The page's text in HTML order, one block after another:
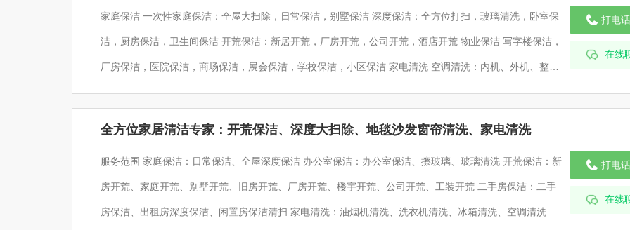
家庭保洁 一次性家庭保洁：全屋大扫除，日常保洁，别墅保洁 深度保洁：全方位打扫，玻璃清洗，卧室保
洁，厨房保洁，卫生间保洁 开荒保洁：新居开荒，厂房开荒，公司开荒，酒店开荒 物业保洁 写字楼保洁，
厂房保洁，医院保洁，商场保洁，展会保洁，学校保洁，小区保洁 家电清洗 空调清洗：内机、外机、整机
清洗 油烟机清洗：家用、大型商用、集成灶、中式、欧式 冰箱清洗：内部除冰，内外杀菌消毒 洗衣机清
打电话
在线
全方位家居清洁专家：开荒保洁、深度大扫除、地毯沙发窗帘清洗、家电清洗
服务范围 家庭保洁：日常保洁、全屋深度保洁 办公室保洁：办公室保洁、擦玻璃、玻璃清洗 开荒保洁：新
房开荒、家庭开荒、别墅开荒、旧房开荒、厂房开荒、楼宇开荒、公司开荒、工装开荒 二手房保洁：二手
房保洁、出租房深度保洁、闲置房保洁清扫 家电清洗：油烟机清洗、洗衣机清洗、冰箱清洗、空调清洗、
打电话
在线